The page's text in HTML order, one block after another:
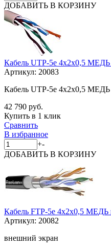
ДОБАВИТЬ В КОРЗИНУ
Кабель UTP-5е 4х2х0,5 МЕДЬ
Артикул: 20083
Кабель UTP-5е 4х2х0,5 МЕДЬ
42 790 руб.
Купить в 1 клик
Сравнить
В избранное
+-
ДОБАВИТЬ В КОРЗИНУ
Кабель FTP-5е 4х2х0,5 МЕДЬ
Артикул: 20082
внешний экран